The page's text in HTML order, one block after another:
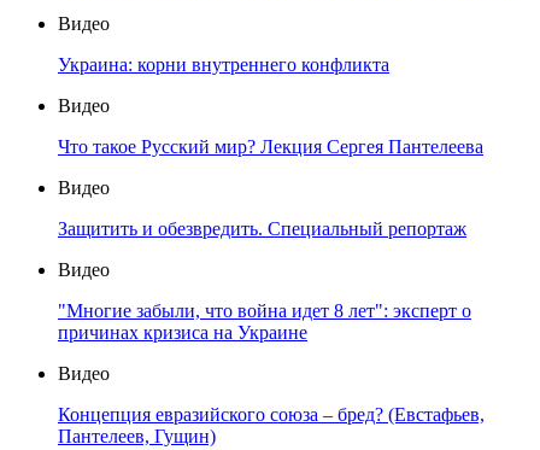
Видео
Украина: корни внутреннего конфликта
Видео
Что такое Русский мир? Лекция Сергея Пантелеева
Видео
Защитить и обезвредить. Специальный репортаж
Видео
"Многие забыли, что война идет 8 лет": эксперт о
причинах кризиса на Украине
Видео
Концепция евразийского союза – бред? (Евстафьев,
Пантелеев, Гущин)